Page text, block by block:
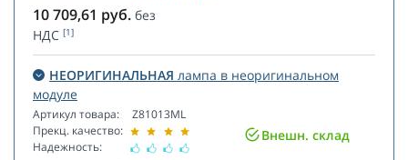
10 709,61 руб. без
НДС [1]
НЕОРИГИНАЛЬНАЯ лампа в неоригинальном
модуле
Артикул товара:
Прекц. качество:
Надежность:
Z81013ML
Внешн. склад